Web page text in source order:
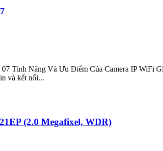
Tính Năng Và Ưu Điểm Của Camera IP WiFi
và kết nối...
(2.0 Megafixel, WDR)